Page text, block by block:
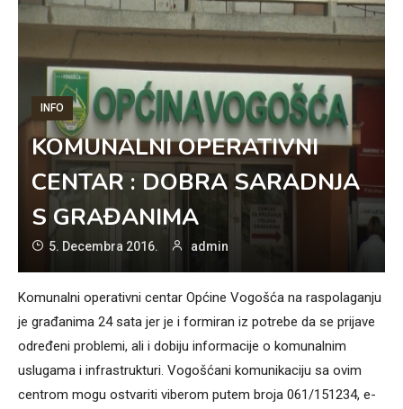
INFO
KOMUNALNI OPERATIVNI
CENTAR : DOBRA SARADNJA
S GRAĐANIMA
5. Decembra 2016. admin
Komunalni operativni centar Općine Vogošća na raspolaganju
je građanima 24 sata jer je i formiran iz potrebe da se prijave
određeni problemi, ali i dobiju informacije o komunalnim
uslugama i infrastrukturi. Vogošćani komunikaciju sa ovim
centrom mogu ostvariti viberom putem broja 061/151234, e-